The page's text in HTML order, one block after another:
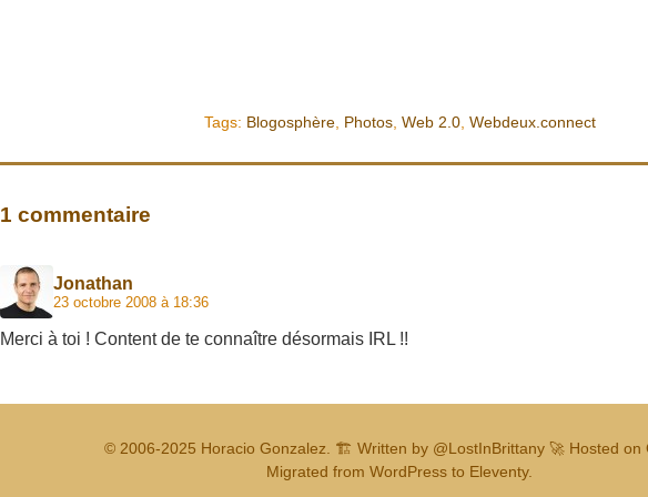
Tags: Blogosphère, Photos, Web 2.0, Webdeux.connect
1 commentaire
Jonathan
23 octobre 2008 à 18:36
Merci à toi ! Content de te connaître désormais IRL !!
© 2006-2025 Horacio Gonzalez. 🏗️ Written by @LostInBrittany 🚀 Hosted on
Migrated from WordPress to Eleventy.